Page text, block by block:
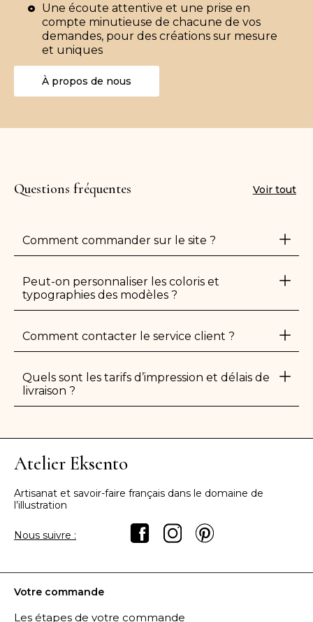
Une écoute attentive et une prise en
compte minutieuse de chacune de vos
demandes, pour des créations sur mesure
et uniques
À propos de nous
Questions fréquentes Voir tout
Comment commander sur le site ?
Peut-on personnaliser les coloris et
typographies des modèles ?
Comment contacter le service client ?
Quels sont les tarifs d’impression et délais de
livraison ?
Atelier Eksento
Artisanat et savoir-faire français dans le domaine de
l’illustration
Nous suivre :
Votre commande
Les étapes de votre commande